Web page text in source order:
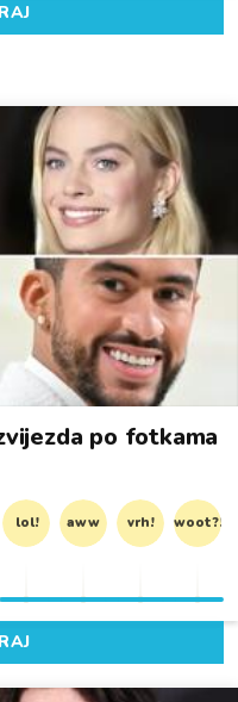
po fotkama
lol! aww vrh! woot?!